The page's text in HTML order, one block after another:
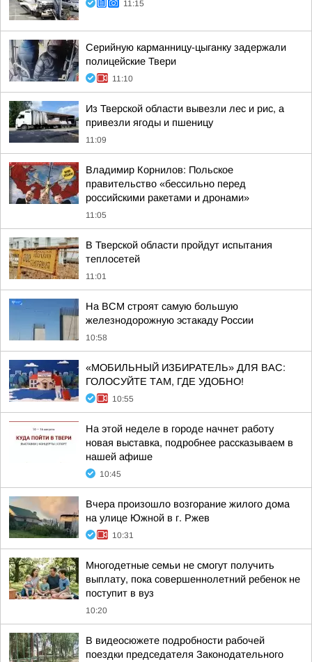
11:15
Серийную карманницу-цыганку задержали
полицейские Твери
11:10
Из Тверской области вывезли лес и рис, а
привезли ягоды и пшеницу
11:09
Владимир Корнилов: Польское
правительство «бессильно перед
российскими ракетами и дронами»
11:05
В Тверской области пройдут испытания
теплосетей
11:01
На ВСМ строят самую большую
железнодорожную эстакаду России
10:58
«МОБИЛЬНЫЙ ИЗБИРАТЕЛЬ» ДЛЯ ВАС:
ГОЛОСУЙТЕ ТАМ, ГДЕ УДОБНО!
10:55
На этой неделе в городе начнет работу
новая выставка, подробнее рассказываем в
нашей афише
10:45
Вчера произошло возгорание жилого дома
на улице Южной в г. Ржев
10:31
Многодетные семьи не смогут получить
выплату, пока совершеннолетний ребенок не
поступит в вуз
10:20
В видеосюжете подробности рабочей
поездки председателя Законодательного